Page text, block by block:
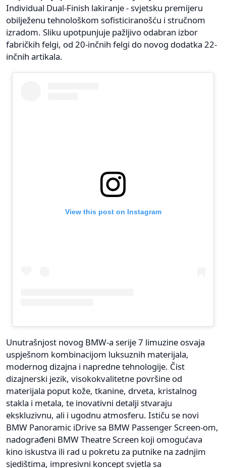
Individual Dual-Finish lakiranje - svjetsku premijeru
obilježenu tehnološkom sofisticiranošću i stručnom
izradom. Sliku upotpunjuje pažljivo odabran izbor
fabričkih felgi, od 20-inčnih felgi do novog dodatka 22-
inčnih artikala.
View this post on Instagram
Unutrašnjost novog BMW-a serije 7 limuzine osvaja
uspješnom kombinacijom luksuznih materijala,
modernog dizajna i napredne tehnologije. Čist
dizajnerski jezik, visokokvalitetne površine od
materijala poput kože, tkanine, drveta, kristalnog
stakla i metala, te inovativni detalji stvaraju
ekskluzivnu, ali i ugodnu atmosferu. Ističu se novi
BMW Panoramic iDrive sa BMW Passenger Screen-om,
nadograđeni BMW Theatre Screen koji omogućava
kino iskustva ili rad u pokretu za putnike na zadnjim
sjedištima, impresivni koncept svjetla sa